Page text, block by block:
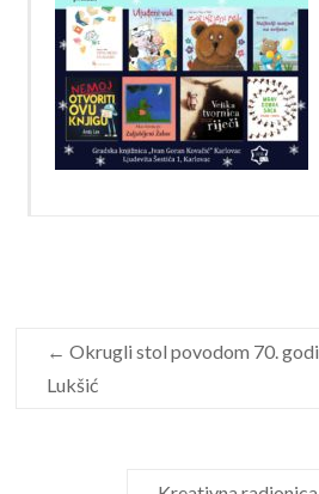
← Okrugli stol povodom 70.
Lukšić